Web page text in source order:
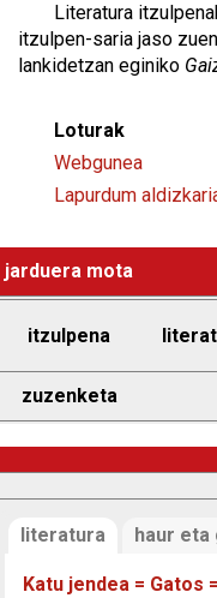
Literatura
itzulpen-saria jaso
lankidetzan eginiko
Loturak
Webgunea
Lapurdum
jarduera mota
itzulpena
zuzenketa
literatura haur
Katu jendea = Gatos